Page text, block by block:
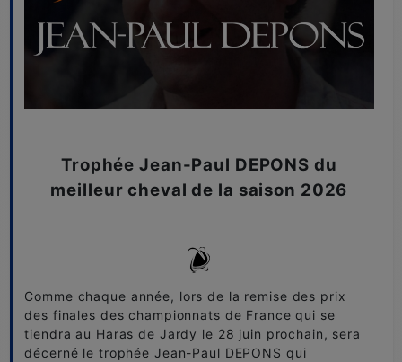
Trophée Jean-Paul DEPONS du
meilleur cheval de la saison 2026
Comme chaque année, lors de la remise des prix
des finales des championnats de France qui se
tiendra au Haras de Jardy le 28 juin prochain, sera
décerné le trophée Jean-Paul DEPONS qui